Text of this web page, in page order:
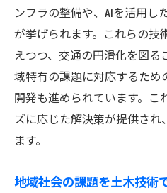
土木技術が地域の課
地域課題を土木
土木技術による
課題解決に向け
未来を形作る土木技術
ンフラの整備や、AIを活用し
が挙げられます。これらの技
えつつ、交通の円滑化を図る
域特有の課題に対応するた
開発も進められています。こ
ズに応じた解決策が提供さ
ます。
地域社会の課題を土木技術